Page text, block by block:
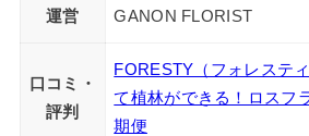
運営 GANON FLORIST
口コミ・
評判
FORESTY（フォレステ
て植林ができる！ロスフ
期便